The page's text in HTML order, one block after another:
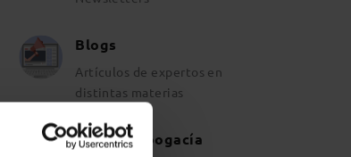
Blogs
Artículos de expertos en
distintas materias
Revista Abogacía